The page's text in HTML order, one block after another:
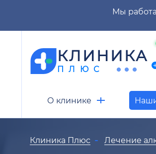
Мы
КЛИНИКА
ПЛЮС
О клинике
Клиника Плюс Лечение